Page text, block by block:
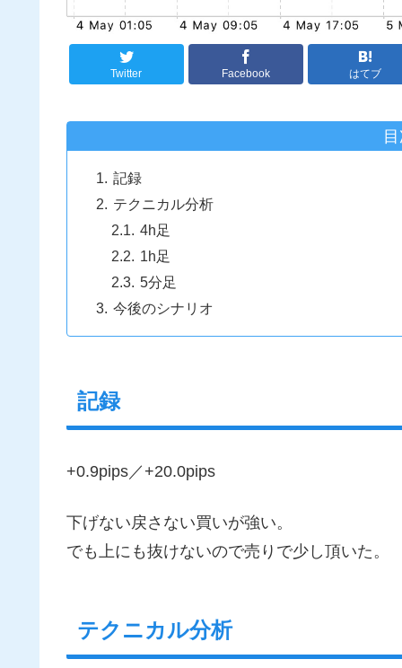
Twitter Facebook はてブ
記録
テクニカル分析
4h足
1h足
5分足
今後のシナリオ
記録
+0.9pips／+20.0pips
下げない戻さない買いが強い。
でも上にも抜けないので売りで少し頂いた。
テクニカル分析